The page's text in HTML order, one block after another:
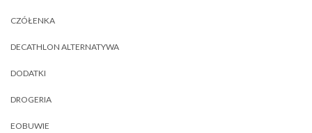
CZÓŁENKA
DECATHLON ALTERNATYWA
DODATKI
DROGERIA
EOBUWIE